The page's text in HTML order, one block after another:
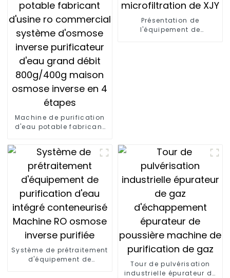
Machine de purification
d'eau potable fabricant
inverse purificateur d'eau
grand débit 800g/400g
maison osmose inverse
en 4 étapes
Présentation de
l'équipement de
Système de prétraitement
d'équipement de
Tour de pulvérisation
industrielle épurateur de